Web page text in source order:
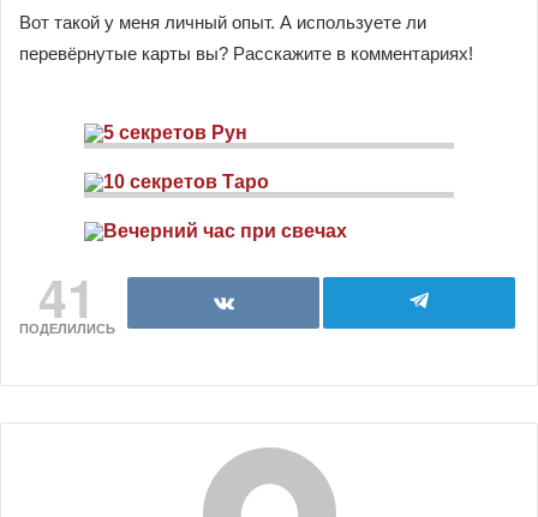
Вот такой у меня личный опыт. А используете ли
перевёрнутые карты вы? Расскажите в комментариях!
41
ПОДЕЛИЛИСЬ